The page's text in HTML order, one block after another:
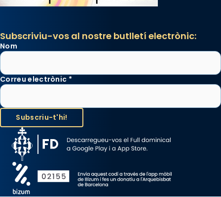
Subscriviu-vos al nostre butlletí electrònic:
Nom
Correu electrònic *